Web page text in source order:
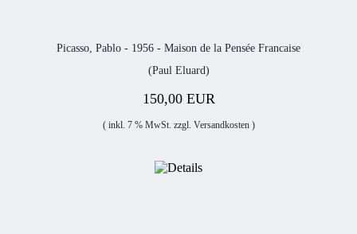
Picasso, Pablo - 1956 - Maison de la Pensée Francaise
(Paul Eluard)
150,00 EUR
( inkl. 7 % MwSt. zzgl. Versandkosten)